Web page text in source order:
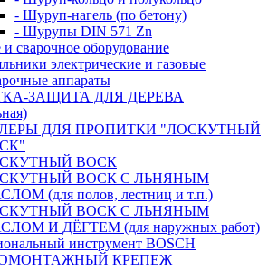
- Шуруп-нагель (по бетону)
- Шурупы DIN 571 Zn
сварочное оборудование
электрические и газовые
аппараты
ЗАЩИТА ДЛЯ ДЕРЕВА
ДЛЯ ПРОПИТКИ "ЛОСКУТНЫЙ
ВОСК
ВОСК С ЛЬНЯНЫМ
(для полов, лестниц и т.п.)
ВОСК С ЛЬНЯНЫМ
И ДЁГТЕМ (для наружных работ)
инструмент BOSCH
КРЕПЕЖ